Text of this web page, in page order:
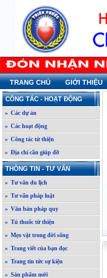
TRANG CHỦ GIỚI THIỆU
CÔNG TÁC - HOẠT ĐỘNG
» Các dự án
» Các hoạt động
» Công tác từ thiện
» Địa chỉ cần giúp đỡ
THÔNG TIN - TƯ VẤN
» Tư vấn du lịch
» Tư vấn pháp luật
» Văn bản pháp quy
» Tủ thuốc từ thiện
» Mẹo vặt trong đời sống
» Trang viết của bạn đọc
» Trang tin tức sự kiện
» Sản phẩm mới